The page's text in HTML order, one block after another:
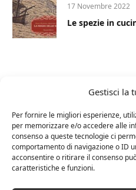
Gestisci la
Per fornire le migliori esperienze,
per memorizzare e/o accedere alle
consenso a queste tecnologie ci
comportamento di navigazione o ID
acconsentire o ritirare il consenso
caratteristiche e funzioni.
17 Novembre 2022
Le spezie in